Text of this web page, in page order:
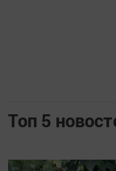
Топ 5